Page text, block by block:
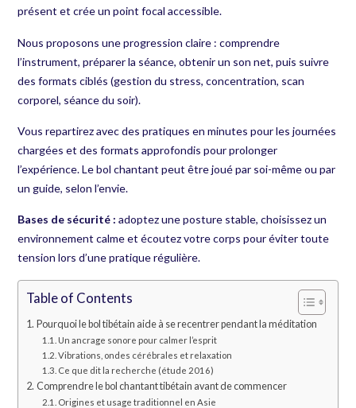
présent et crée un point focal accessible.
Nous proposons une progression claire : comprendre
l’instrument, préparer la séance, obtenir un son net, puis suivre
des formats ciblés (gestion du stress, concentration, scan
corporel, séance du soir).
Vous repartirez avec des pratiques en minutes pour les journées
chargées et des formats approfondis pour prolonger
l’expérience. Le bol chantant peut être joué par soi-même ou par
un guide, selon l’envie.
Bases de sécurité : adoptez une posture stable, choisissez un
environnement calme et écoutez votre corps pour éviter toute
tension lors d’une pratique régulière.
Table of Contents
Pourquoi le bol tibétain aide à se recentrer pendant la méditation
Un ancrage sonore pour calmer l’esprit
Vibrations, ondes cérébrales et relaxation
Ce que dit la recherche (étude 2016)
Comprendre le bol chantant tibétain avant de commencer
Origines et usage traditionnel en Asie